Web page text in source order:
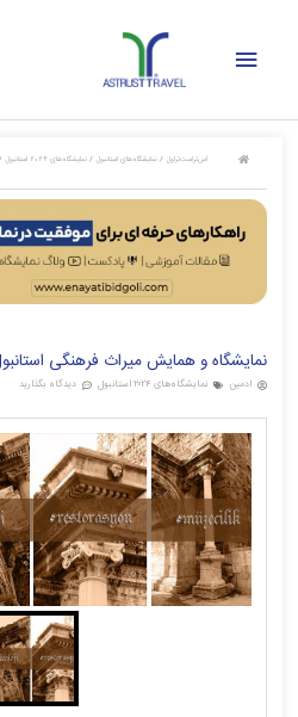
فهرست
آس‌تراست‌تراول / نمایشگاه‌های استانبول / نمایشگاه‌های ۲۰۲۴ استانبول /
نمایشگاه و همایش میراث فرهنگی
ادمین نمایشگاه‌های ۲۰۲۴ استانبول دیدگاه بگذارید